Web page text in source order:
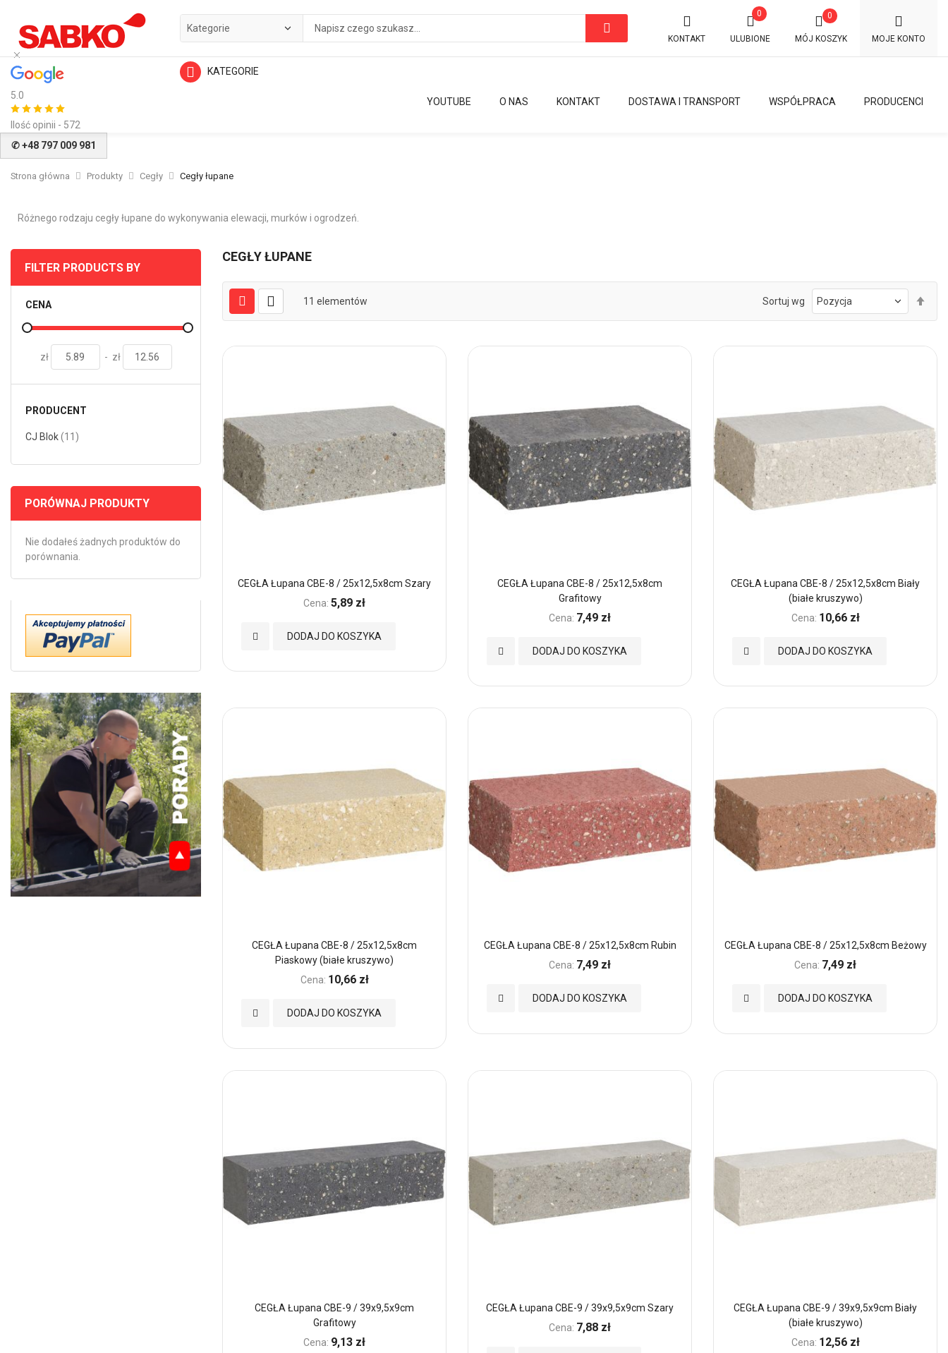
5.0
Ilość opinii - 572
KONTAKT
0
ULUBIONE MÓJ KOSZYK
0
MOJE KONTO
KATEGORIE
PRODUCENCI
WSPÓŁPRACA
DOSTAWA I TRANSPORT
KONTAKT
O NAS
YOUTUBE
✆ +48 797 009 981
Strona główna Produkty Cegły Cegły łupane
Różnego rodzaju cegły łupane do wykonywania elewacji, murków i ogrodzeń.
CEGŁY ŁUPANE
11 elementów Sortuj wg
CEGŁA Łupana CBE-8 / 25x12,5x8cm Szary
Cena: 5,89 zł
DODAJ DO KOSZYKA
Dodaj
CEGŁA Łupana CBE-8 / 25x12,5x8cm
Grafitowy
Cena: 7,49 zł
DODAJ DO KOSZYKA
Dodaj
Ulubionych
CEGŁA Łupana CBE-8 / 25x12,5x8cm Biały
(białe kruszywo)
Cena: 10,66 zł
DODAJ DO KOSZYKA
Dodaj
Ulubionych
CEGŁA Łupana CBE-8 / 25x12,5x8cm
Piaskowy (białe kruszywo)
Cena: 10,66 zł
DODAJ DO KOSZYKA
Dodaj
Ulubionych
CEGŁA Łupana CBE-8 / 25x12,5x8cm Rubin
Cena: 7,49 zł
DODAJ DO KOSZYKA
Dodaj
CEGŁA Łupana CBE-8 / 25x12,5x8cm Beżowy
Cena: 7,49 zł
DODAJ DO KOSZYKA
Dodaj
CEGŁA Łupana CBE-9 / 39x9,5x9cm
Grafitowy
Cena: 9,13 zł
CEGŁA Łupana CBE-9 / 39x9,5x9cm Szary
Cena: 7,88 zł
CEGŁA Łupana CBE-9 / 39x9,5x9cm Biały
(białe kruszywo)
Cena: 12,56 zł
FILTER PRODUCTS BY
CENA
zł - zł
PRODUCENT
CJ Blok 11 przedmiotów
PORÓWNAJ PRODUKTY
Nie dodałeś żadnych produktów do
porównania.